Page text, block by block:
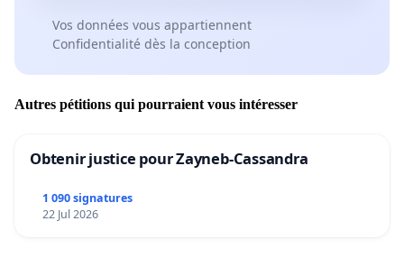
Vos données vous appartiennent
Confidentialité dès la conception
Autres pétitions qui pourraient vous intéresser
Obtenir justice pour Zayneb-Cassandra
1 090 signatures
22 Jul 2026